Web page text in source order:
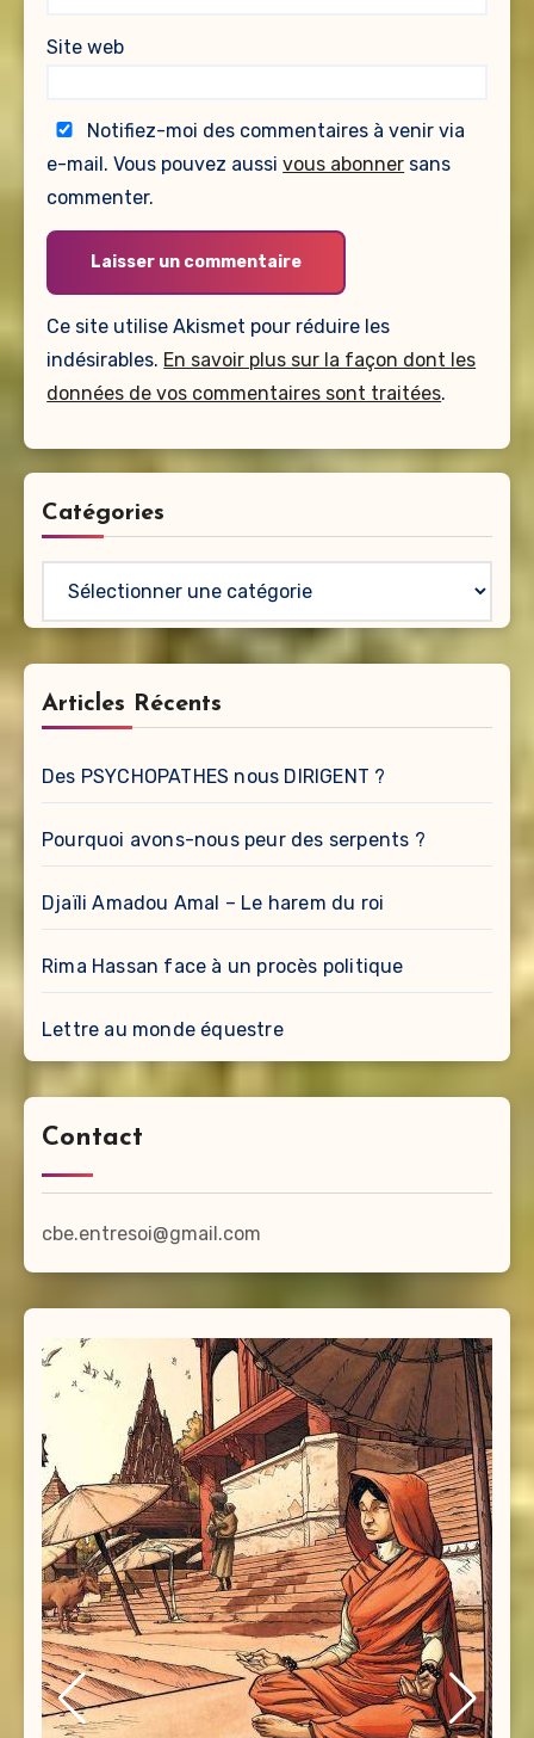
Site web
Notifiez-moi des commentaires à venir via
e-mail. Vous pouvez aussivous abonner sans
commenter.
Ce site utilise Akismet pour réduire les
indésirables. En savoir plus sur la façon dont les
données de vos commentaires sont traitées.
Catégories
Articles Récents
Des PSYCHOPATHES nous DIRIGENT ?
Pourquoi avons-nous peur des serpents ?
Djaïli Amadou Amal – Le harem du roi
Rima Hassan face à un procès politique
Lettre au monde équestre
Contact
cbe.entresoi@gmail.com